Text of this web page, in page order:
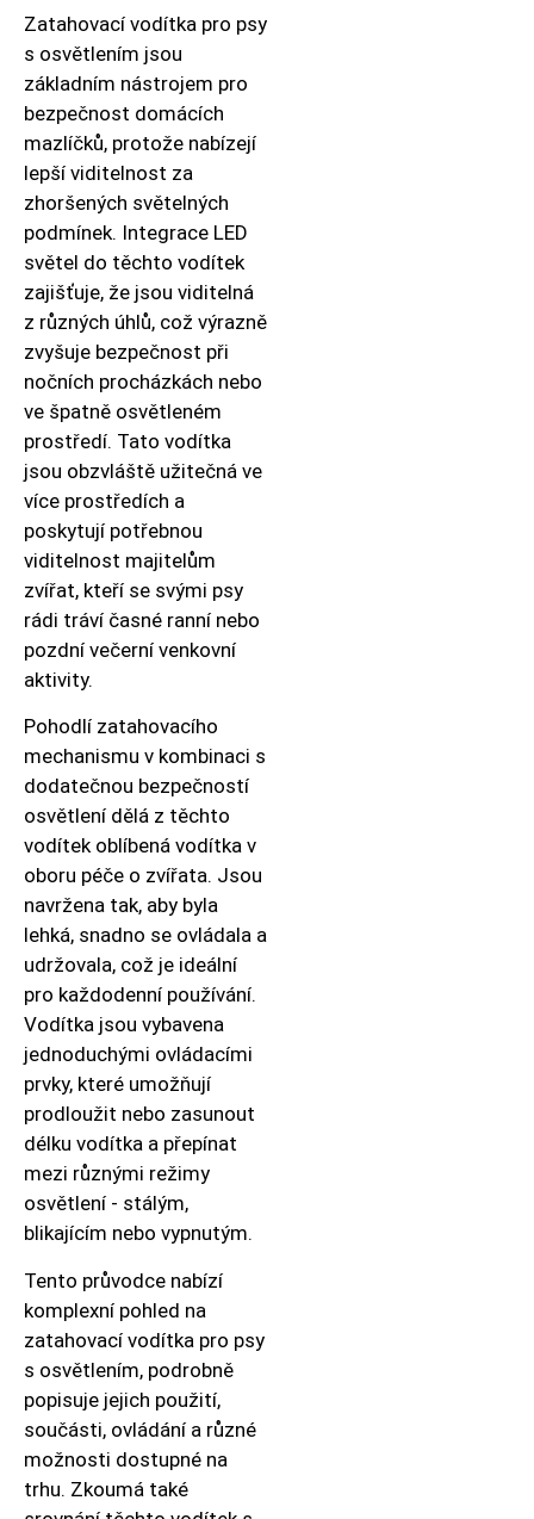
Zatahovací vodítka pro psy
s osvětlením jsou
základním nástrojem pro
bezpečnost domácích
mazlíčků, protože nabízejí
lepší viditelnost za
zhoršených světelných
podmínek. Integrace LED
světel do těchto vodítek
zajišťuje, že jsou viditelná
z různých úhlů, což výrazně
zvyšuje bezpečnost při
nočních procházkách nebo
ve špatně osvětleném
prostředí. Tato vodítka
jsou obzvláště užitečná ve
více prostředích a
poskytují potřebnou
viditelnost majitelům
zvířat, kteří se svými psy
rádi tráví časné ranní nebo
pozdní večerní venkovní
aktivity.
Pohodlí zatahovacího
mechanismu v kombinaci s
dodatečnou bezpečností
osvětlení dělá z těchto
vodítek oblíbená vodítka v
oboru péče o zvířata. Jsou
navržena tak, aby byla
lehká, snadno se ovládala a
udržovala, což je ideální
pro každodenní používání.
Vodítka jsou vybavena
jednoduchými ovládacími
prvky, které umožňují
prodloužit nebo zasunout
délku vodítka a přepínat
mezi různými režimy
osvětlení - stálým,
blikajícím nebo vypnutým.
Tento průvodce nabízí
komplexní pohled na
zatahovací vodítka pro psy
s osvětlením, podrobně
popisuje jejich použití,
součásti, ovládání a různé
možnosti dostupné na
trhu. Zkoumá také